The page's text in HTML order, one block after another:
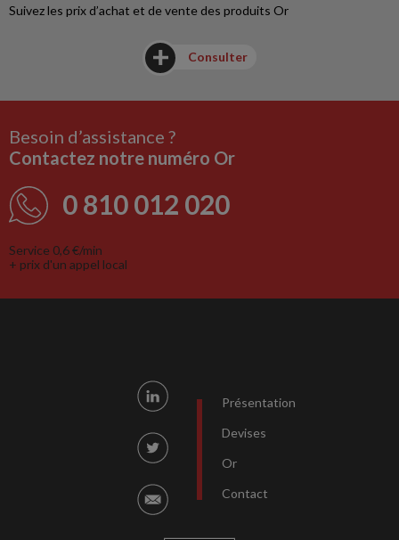
Suivez les prix d’achat et de vente des produits Or
Consulter
Besoin d’assistance ?
Contactez notre numéro Or
0 810 012 020
Service 0,6 €/min
+ prix d'un appel local
Présentation
Devises
Or
Contact